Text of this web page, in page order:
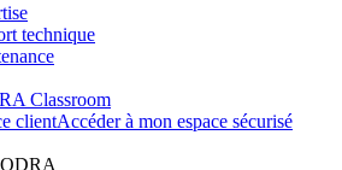
technique
Classroom
clientAccéder à mon espace sécurisé